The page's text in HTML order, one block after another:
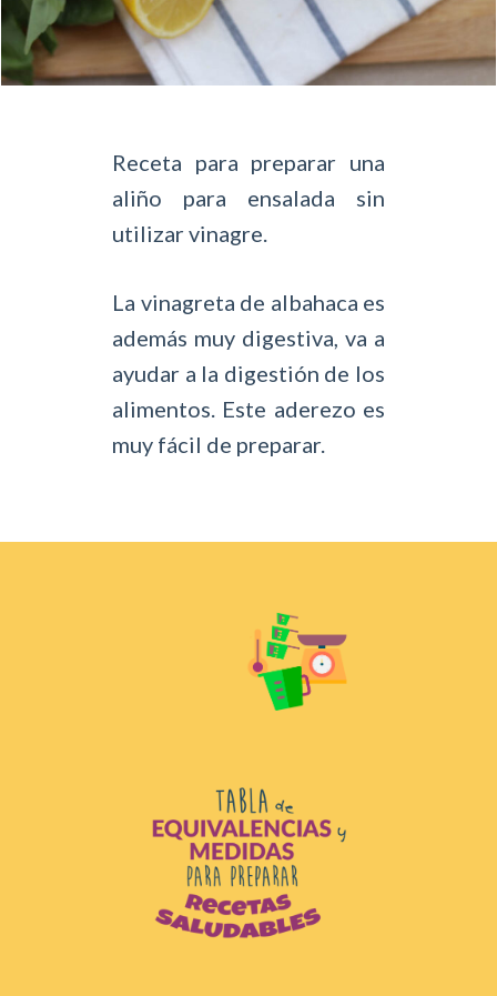
Receta para preparar una
aliño para ensalada sin
utilizar vinagre.
La vinagreta de albahaca es
además muy digestiva, va a
ayudar a la digestión de los
alimentos. Este aderezo es
muy fácil de preparar.